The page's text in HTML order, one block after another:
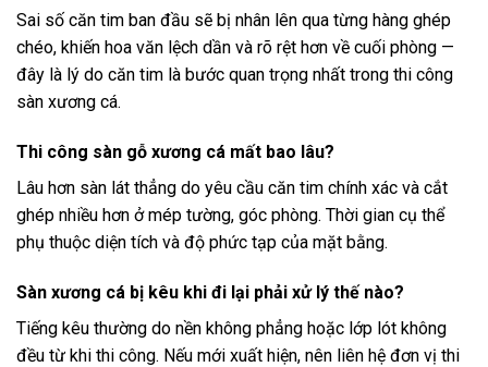
Sai số căn tim ban đầu sẽ bị nhân lên qua từng hàng ghép
chéo, khiến hoa văn lệch dần và rõ rệt hơn về cuối phòng —
đây là lý do căn tim là bước quan trọng nhất trong thi công
sàn xương cá.
Thi công sàn gỗ xương cá mất bao lâu?
Lâu hơn sàn lát thẳng do yêu cầu căn tim chính xác và cắt
ghép nhiều hơn ở mép tường, góc phòng. Thời gian cụ thể
phụ thuộc diện tích và độ phức tạp của mặt bằng.
Sàn xương cá bị kêu khi đi lại phải xử lý thế nào?
Tiếng kêu thường do nền không phẳng hoặc lớp lót không
đều từ khi thi công. Nếu mới xuất hiện, nên liên hệ đơn vị thi